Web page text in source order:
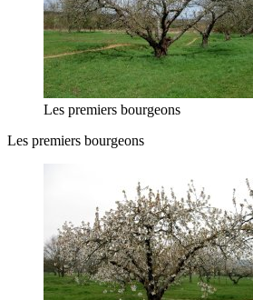
Les premiers bourgeons
Les premiers bourgeons